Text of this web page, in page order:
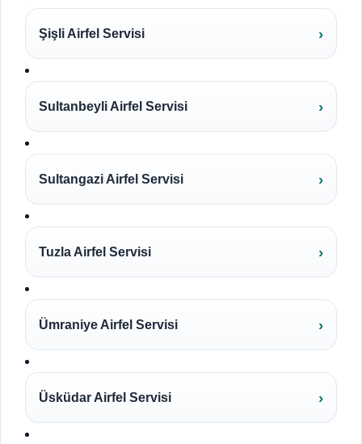
Şişli Airfel Servisi
Sultanbeyli Airfel Servisi
Sultangazi Airfel Servisi
Tuzla Airfel Servisi
Ümraniye Airfel Servisi
Üsküdar Airfel Servisi